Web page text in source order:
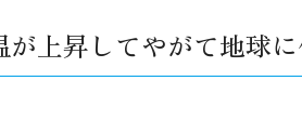
上昇してやがて地球